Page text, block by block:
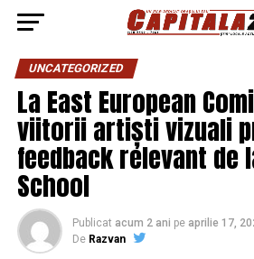
UNCATEGORIZED
La East European
viitorii artiști vizuali
feedback relevant de
School
Publicat acum 2 ani pe aprilie 17,
De Razvan